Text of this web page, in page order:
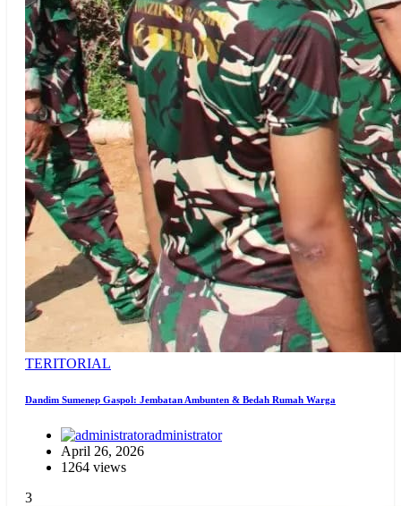
TERITORIAL
Dandim Sumenep Gaspol: Jembatan Ambunten & Bedah Rumah Warga
administrator
April 26, 2026
1264 views
3